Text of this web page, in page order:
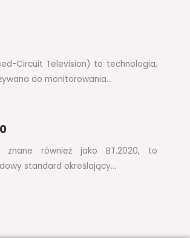
Circuit Television) to technologia,
do monitorowania…
znane również jako BT.2020, to
standard określający…